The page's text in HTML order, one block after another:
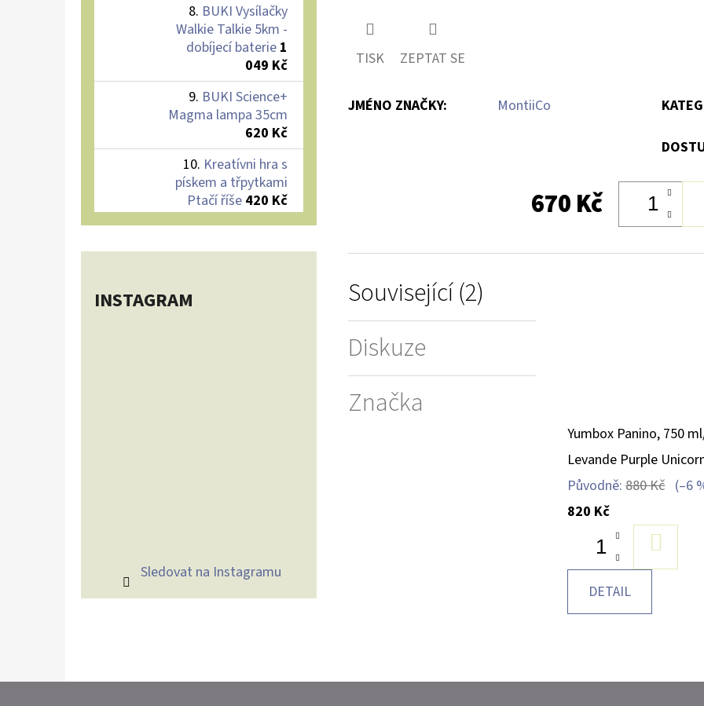
BUKI Vysílačky
Walkie Talkie 5km -
dobíjecí baterie 1
049 Kč
BUKI Science+
Magma lampa 35cm
620 Kč
Kreatívni hra s
pískem a třpytkami
Ptačí říše 420 Kč
INSTAGRAM
Sledovat na Instagramu
TISK ZEPTAT SE
JMÉNO ZNAČKY: MontiiCo
670 Kč
Související (2)
Diskuze
Značka
Yumbox Panino, 750
Levande Purple
Původně:880 Kč (–6
820 Kč
KOŠÍKU
DETAIL